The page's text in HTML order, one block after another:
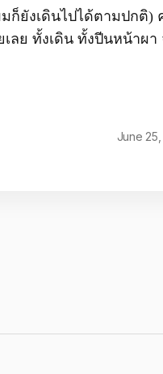
ก็ยังเดินไปได้ตามปกติ)
ลย ทั้งเดิน ทั้งปีนหน้าผา
June 25,